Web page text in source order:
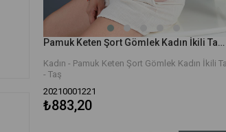
Pamuk Keten Şort Gömlek Kadın İkili Takım - Taş
Kadın - Pamuk Keten Şort Gömlek Kadın İkili
- Taş
20210001221
₺883,20